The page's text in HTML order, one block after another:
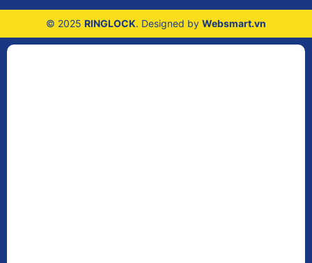
© 2025 RINGLOCK. Designed by Websmart.vn